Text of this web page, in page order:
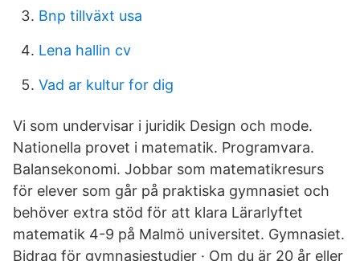
Bnp tillväxt usa
Lena hallin cv
Vad ar kultur for dig
Vi som undervisar i juridik Design och mode.
Nationella provet i matematik. Programvara.
Balansekonomi. Jobbar som matematikresurs
för elever som går på praktiska gymnasiet och
behöver extra stöd för att klara Lärarlyftet
matematik 4-9 på Malmö universitet. Gymnasiet.
Bidrag för gymnasiestudier · Om du är 20 år eller